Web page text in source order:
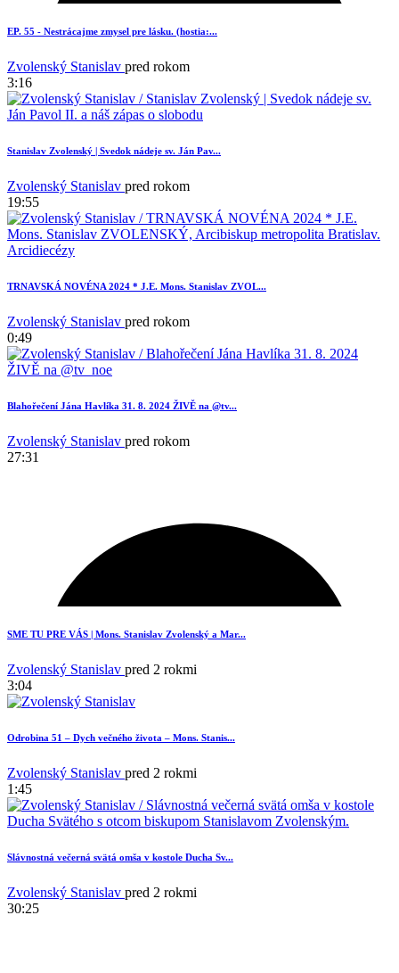
6
3
EP. 55 - Nestrácajme zmysel pre lásku. (hostia:...
Zvolenský Stanislav pred rokom
3:16
Stanislav Zvolenský | Svedok nádeje sv. Ján Pav...
Zvolenský Stanislav pred rokom
19:55
TRNAVSKÁ NOVÉNA 2024 * J.E. Mons. Stanislav ZVOL...
Zvolenský Stanislav pred rokom
0:49
Blahořečení Jána Havlíka 31. 8. 2024 ŽIVĚ na @tv...
Zvolenský Stanislav pred rokom
27:31
3
SME TU PRE VÁS | Mons. Stanislav Zvolenský a Mar...
Zvolenský Stanislav pred 2 rokmi
3:04
Odrobina 51 – Dych večného života – Mons. Stanis...
Zvolenský Stanislav pred 2 rokmi
1:45
Slávnostná večerná svätá omša v kostole Ducha Sv...
Zvolenský Stanislav pred 2 rokmi
30:25